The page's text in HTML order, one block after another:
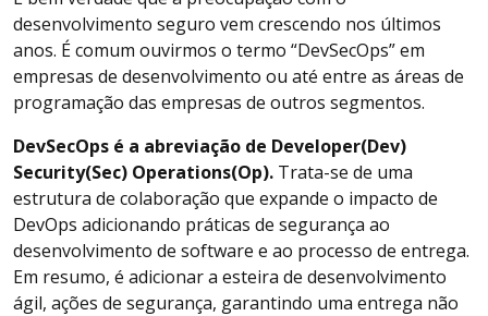
desenvolvimento seguro vem crescendo nos últimos
anos. É comum ouvirmos o termo “DevSecOps” em
empresas de desenvolvimento ou até entre as áreas de
programação das empresas de outros segmentos.
DevSecOps é a abreviação de Developer(Dev)
Security(Sec) Operations(Op). Trata-se de uma
estrutura de colaboração que expande o impacto de
DevOps adicionando práticas de segurança ao
desenvolvimento de software e ao processo de entrega.
Em resumo, é adicionar a esteira de desenvolvimento
ágil, ações de segurança, garantindo uma entrega não